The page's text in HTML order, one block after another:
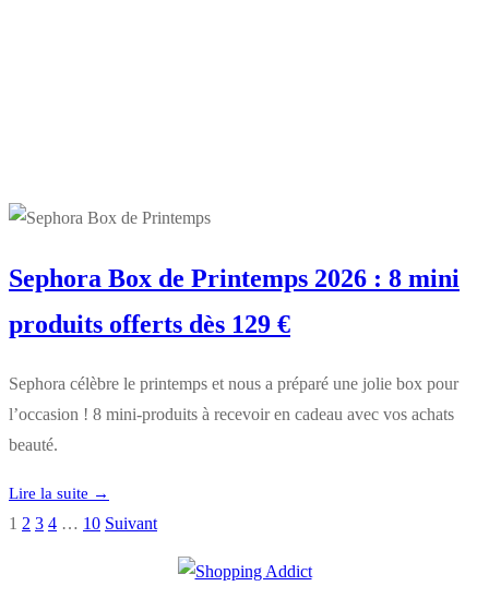
Sephora Box de Printemps 2026 : 8 mini
produits offerts dès 129 €
Sephora célèbre le printemps et nous a préparé une jolie box pour
l’occasion ! 8 mini-produits à recevoir en cadeau avec vos achats
beauté.
Lire la suite →
Pagination
1 2 3 4 … 10 Suivant